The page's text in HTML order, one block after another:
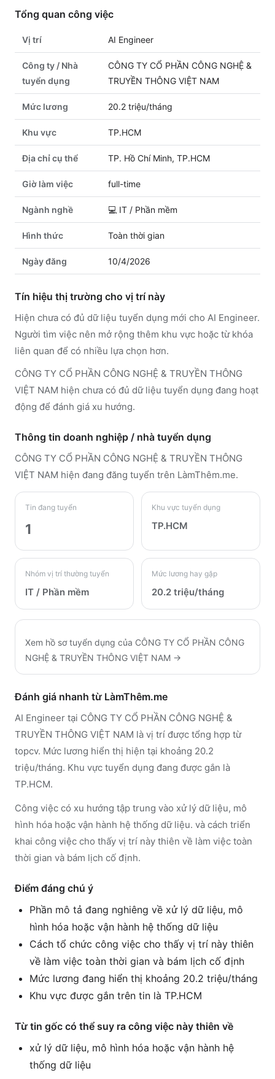
Tổng quan công việc
Vị trí AI Engineer
Công ty / Nhà
tuyển dụng
CÔNG TY CỔ PHẦN CÔNG NGHỆ &
TRUYỀN THÔNG VIỆT NAM
Mức lương 20.2 triệu/tháng
Khu vực TP.HCM
Địa chỉ cụ thể TP. Hồ Chí Minh, TP.HCM
Giờ làm việc full-time
Ngành nghề 💻 IT / Phần mềm
Hình thức Toàn thời gian
Ngày đăng 10/4/2026
Tín hiệu thị trường cho vị trí này
Hiện chưa có đủ dữ liệu tuyển dụng mới cho AI Engineer.
Người tìm việc nên mở rộng thêm khu vực hoặc từ khóa
liên quan để có nhiều lựa chọn hơn.
CÔNG TY CỔ PHẦN CÔNG NGHỆ & TRUYỀN THÔNG
VIỆT NAM hiện chưa có đủ dữ liệu tuyển dụng đang hoạt
động để đánh giá xu hướng.
Thông tin doanh nghiệp / nhà tuyển dụng
CÔNG TY CỔ PHẦN CÔNG NGHỆ & TRUYỀN THÔNG
VIỆT NAM hiện đang đăng tuyển trên LàmThêm.me.
Tin đang tuyển
1
Khu vực tuyển dụng
TP.HCM
Nhóm vị trí thường tuyển
IT / Phần mềm
Mức lương hay gặp
20.2 triệu/tháng
Xem hồ sơ tuyển dụng của CÔNG TY CỔ PHẦN CÔNG
NGHỆ & TRUYỀN THÔNG VIỆT NAM →
Đánh giá nhanh từ LàmThêm.me
AI Engineer tại CÔNG TY CỔ PHẦN CÔNG NGHỆ &
TRUYỀN THÔNG VIỆT NAM là vị trí được tổng hợp từ
topcv. Mức lương hiển thị hiện tại khoảng 20.2
triệu/tháng. Khu vực tuyển dụng đang được gắn là
TP.HCM.
Công việc có xu hướng tập trung vào xử lý dữ liệu, mô
hình hóa hoặc vận hành hệ thống dữ liệu. và cách triển
khai công việc cho thấy vị trí này thiên về làm việc toàn
thời gian và bám lịch cố định.
Điểm đáng chú ý
Phần mô tả đang nghiêng về xử lý dữ liệu, mô
hình hóa hoặc vận hành hệ thống dữ liệu
Cách tổ chức công việc cho thấy vị trí này thiên
về làm việc toàn thời gian và bám lịch cố định
Mức lương đang hiển thị khoảng 20.2 triệu/tháng
Khu vực được gắn trên tin là TP.HCM
Từ tin gốc có thể suy ra công việc này thiên về
xử lý dữ liệu, mô hình hóa hoặc vận hành hệ
thống dữ liệu